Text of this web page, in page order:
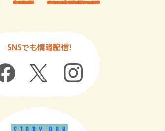
SNSでも情報配信!